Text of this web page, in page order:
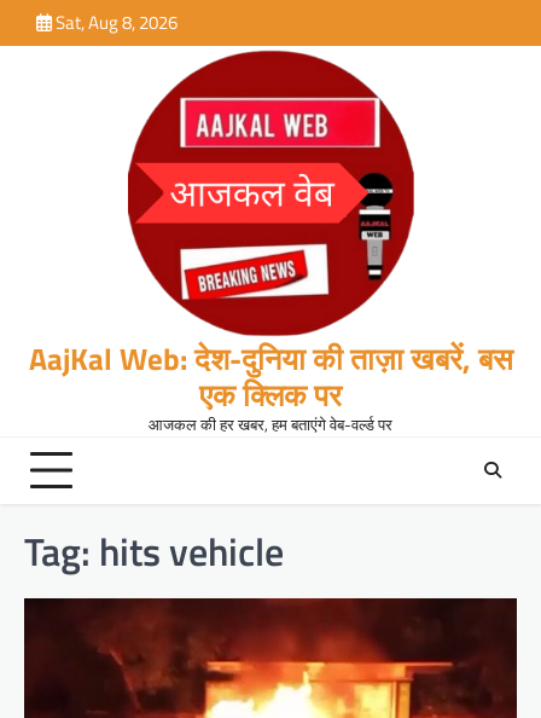
to
Sat, Aug 8, 2026
AajKal Web: देश-दुनिया की ताज़ा खबरें, बस
एक क्लिक पर
आजकल की हर खबर, हम बताएंगे वेब-वर्ल्ड पर
Tag: hits vehicle